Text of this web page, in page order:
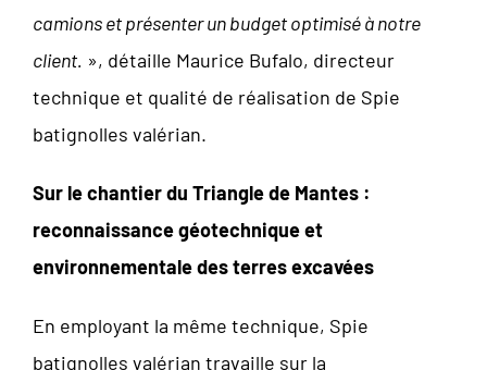
camions et présenter un budget optimisé à notre
client. », détaille Maurice Bufalo, directeur
technique et qualité de réalisation de Spie
batignolles valérian.
Sur le chantier du Triangle de Mantes :
reconnaissance géotechnique et
environnementale des terres excavées
En employant la même technique, Spie
batignolles valérian travaille sur la